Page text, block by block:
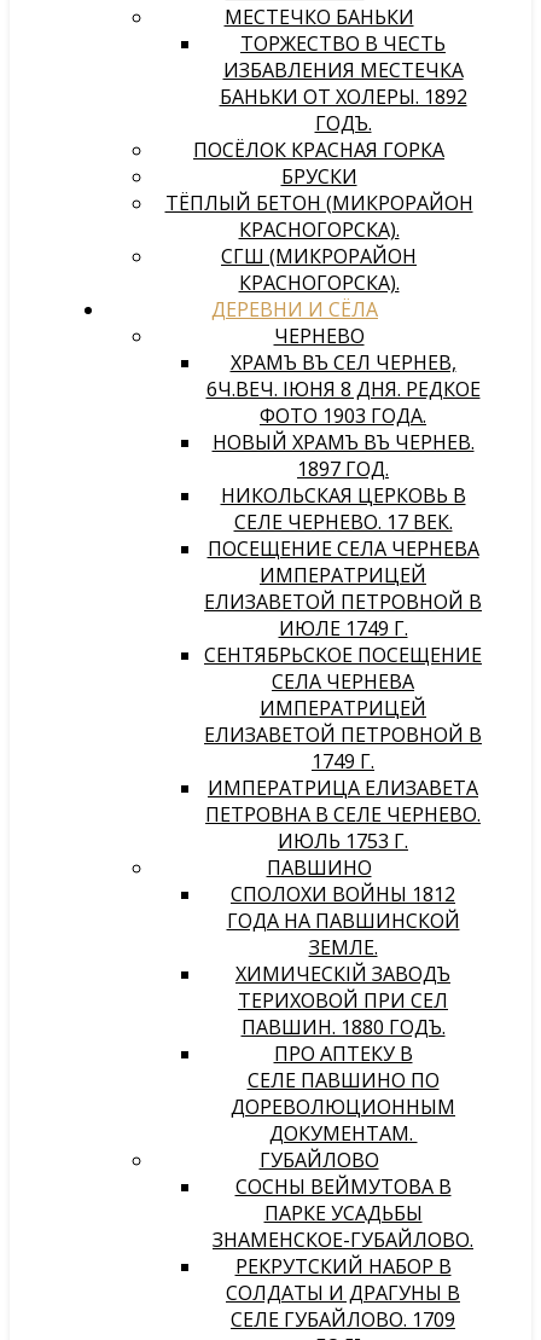
МЕСТЕЧКО БАНЬКИ
ТОРЖЕСТВО В ЧЕСТЬ
ИЗБАВЛЕНИЯ МЕСТЕЧКА
БАНЬКИ ОТ ХОЛЕРЫ. 1892
ГОДЪ.
ПОСЁЛОК КРАСНАЯ ГОРКА
БРУСКИ
ТЁПЛЫЙ БЕТОН (МИКРОРАЙОН
КРАСНОГОРСКА).
СГШ (МИКРОРАЙОН
КРАСНОГОРСКА).
ДЕРЕВНИ И СЁЛА
ЧЕРНЕВО
ХРАМЪ ВЪ СЕЛѢ ЧЕРНЕВѢ,
6Ч.ВЕЧ. IЮНЯ 8 ДНЯ. РЕДКОЕ
ФОТО 1903 ГОДА.
НОВЫЙ ХРАМЪ ВЪ ЧЕРНЕВѢ.
1897 ГОД.
НИКОЛЬСКАЯ ЦЕРКОВЬ В
СЕЛЕ ЧЕРНЕВО. 17 ВЕК.
ПОСЕЩЕНИЕ СЕЛА ЧЕРНЕВА
ИМПЕРАТРИЦЕЙ
ЕЛИЗАВЕТОЙ ПЕТРОВНОЙ В
ИЮЛЕ 1749 Г.
СЕНТЯБРЬСКОЕ ПОСЕЩЕНИЕ
СЕЛА ЧЕРНЕВА
ИМПЕРАТРИЦЕЙ
ЕЛИЗАВЕТОЙ ПЕТРОВНОЙ В
1749 Г.
ИМПЕРАТРИЦА ЕЛИЗАВЕТА
ПЕТРОВНА В СЕЛЕ ЧЕРНЕВО.
ИЮЛЬ 1753 Г.
ПАВШИНО
СПОЛОХИ ВОЙНЫ 1812
ГОДА НА ПАВШИНСКОЙ
ЗЕМЛЕ.
ХИМИЧЕСКIЙ ЗАВОДЪ
ТЕРИХОВОЙ ПРИ СЕЛѢ
ПАВШИНѢ. 1880 ГОДЪ.
ПРО АПТЕКУ В
СЕЛЕ ПАВШИНО ПО
ДОРЕВОЛЮЦИОННЫМ
ДОКУМЕНТАМ.
ГУБАЙЛОВО
СОСНЫ ВЕЙМУТОВА В
ПАРКЕ УСАДЬБЫ
ЗНАМЕНСКОЕ-ГУБАЙЛОВО.
РЕКРУТСКИЙ НАБОР В
СОЛДАТЫ И ДРАГУНЫ В
СЕЛЕ ГУБАЙЛОВО. 1709